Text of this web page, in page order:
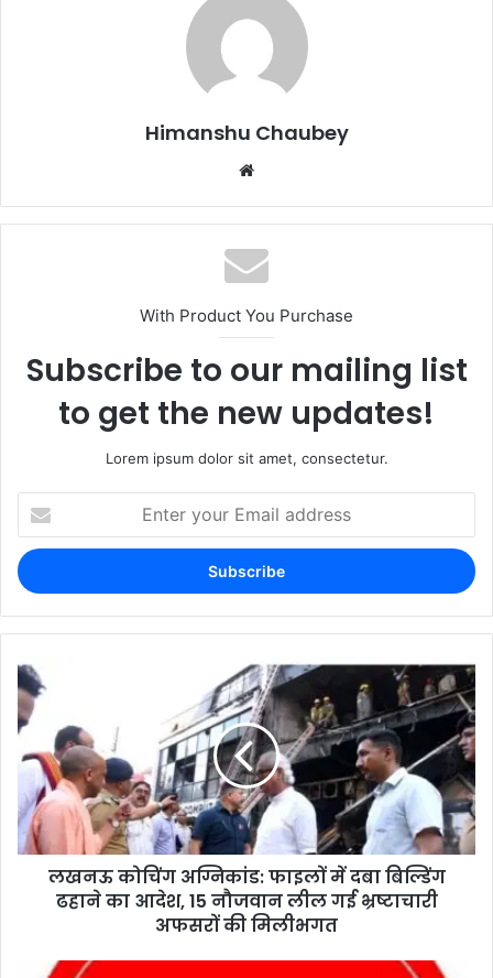
Himanshu Chaubey
With Product You Purchase
Subscribe to our mailing list
to get the new updates!
Lorem ipsum dolor sit amet, consectetur.
लखनऊ कोचिंग अग्निकांड: फाइलों में दबा बिल्डिंग
ढहाने का आदेश, 15 नौजवान लील गई भ्रष्टाचारी
अफसरों की मिलीभगत